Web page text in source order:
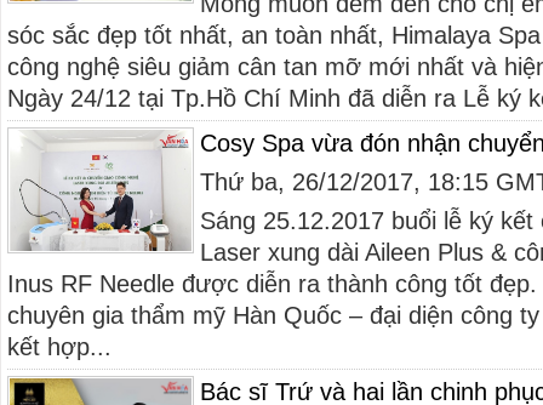
sóc sắc đẹp tốt nhất, an toàn nhất, Himalaya
công nghệ siêu giảm cân tan mỡ mới nhất và
Ngày 24/12 tại Tp.Hồ Chí Minh đã diễn ra Lễ ký
Cosy Spa vừa đón nhận
Thứ ba, 26/12/2017, 18:15
Sáng 25.12.2017 buổi lễ ký
Laser xung dài Aileen Plus &
Inus RF Needle được diễn ra thành công tốt
chuyên gia thẩm mỹ Hàn Quốc – đại diện công
kết hợp...
Bác sĩ Trứ và hai lần chinh